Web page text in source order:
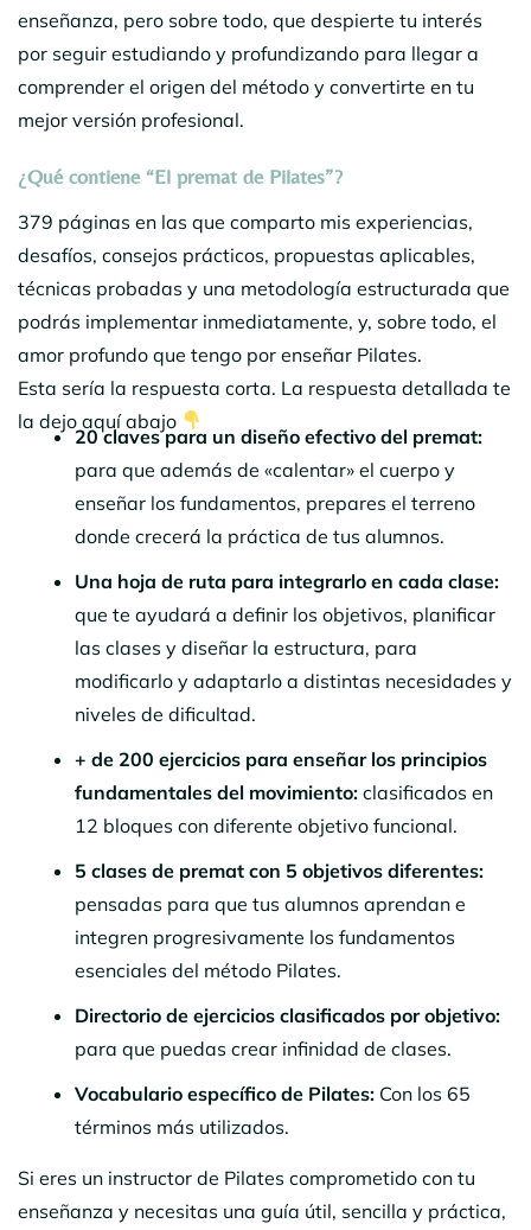
enseñanza, pero sobre todo, que despierte tu interés
por seguir estudiando y profundizando para llegar a
comprender el origen del método y convertirte en tu
mejor versión profesional.
¿Qué contiene “El premat de Pilates”?
379 páginas en las que comparto mis experiencias,
desafíos, consejos prácticos, propuestas aplicables,
técnicas probadas y una metodología estructurada que
podrás implementar inmediatamente, y, sobre todo, el
amor profundo que tengo por enseñar Pilates.
Esta sería la respuesta corta. La respuesta detallada te
la dejo aquí abajo
20 claves para un diseño efectivo del premat:
para que además de «calentar» el cuerpo y
enseñar los fundamentos, prepares el terreno
donde crecerá la práctica de tus alumnos.
Una hoja de ruta para integrarlo en cada clase:
que te ayudará a definir los objetivos, planificar
las clases y diseñar la estructura, para
modificarlo y adaptarlo a distintas necesidades y
niveles de dificultad.
+ de 200 ejercicios para enseñar los principios
fundamentales del movimiento: clasificados en
12 bloques con diferente objetivo funcional.
5 clases de premat con 5 objetivos diferentes:
pensadas para que tus alumnos aprendan e
integren progresivamente los fundamentos
esenciales del método Pilates.
Directorio de ejercicios clasificados por objetivo:
para que puedas crear infinidad de clases.
Vocabulario específico de Pilates: Con los 65
términos más utilizados.
Si eres un instructor de Pilates comprometido con tu
enseñanza y necesitas una guía útil, sencilla y práctica,